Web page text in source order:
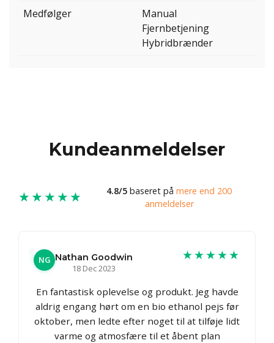
Medfølger
Manual
Fjernbetjening
Hybridbrænder
Kundeanmeldelser
★★★★★ 4.8/5 baseret på mere end 200
anmeldelser
NG Nathan Goodwin
18 Dec 2023
★★★★★
En fantastisk oplevelse og produkt. Jeg havde
aldrig engang hørt om en bio ethanol pejs før
oktober, men ledte efter noget til at tilføje lidt
varme og atmosfære til et åbent plan